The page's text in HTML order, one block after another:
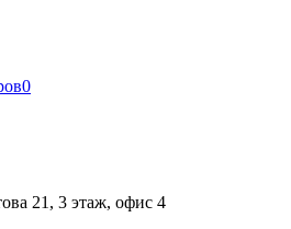
0
21, 3 этаж, офис 4